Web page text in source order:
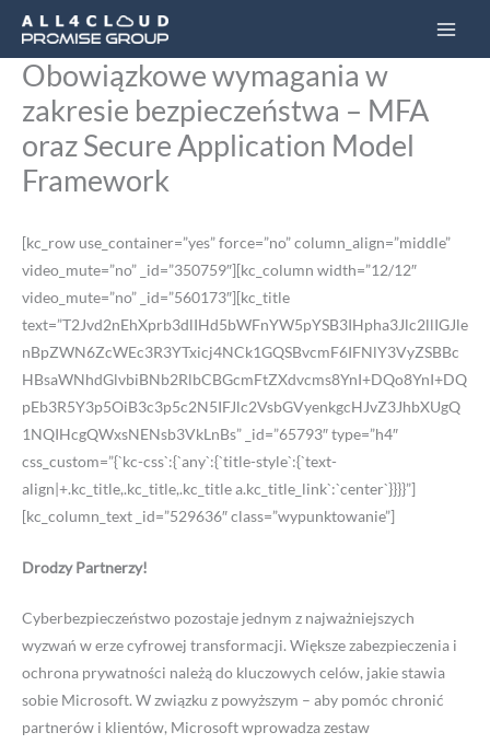
Przejdź
treści
Main
Obowiązkowe wymagania w
zakresie bezpieczeństwa – MFA
oraz Secure Application Model
Framework
[kc_row use_container=”yes” force=”no” column_align=”middle”
video_mute=”no” _id=”350759″][kc_column width=”12/12″
video_mute=”no” _id=”560173″][kc_title
text=”T2Jvd2nEhXprb3dlIHd5bWFnYW5pYSB3IHpha3Jlc2llIGJle
nBpZWN6ZcWEc3R3YTxicj4NCk1GQSBvcmF6IFNlY3VyZSBBc
HBsaWNhdGlvbiBNb2RlbCBGcmFtZXdvcms8YnI+DQo8YnI+DQ
pEb3R5Y3p5OiB3c3p5c2N5IFJlc2VsbGVyenkgcHJvZ3JhbXUgQ
1NQIHcgQWxsNENsb3VkLnBs” _id=”65793″ type=”h4″
css_custom=”{`kc-css`:{`any`:{`title-style`:{`text-
align|+.kc_title,.kc_title,.kc_title a.kc_title_link`:`center`}}}}”]
[kc_column_text _id=”529636″ class=”wypunktowanie”]
Drodzy Partnerzy!
Cyberbezpieczeństwo pozostaje jednym z najważniejszych
wyzwań w erze cyfrowej transformacji. Większe zabezpieczenia i
ochrona prywatności należą do kluczowych celów, jakie stawia
sobie Microsoft. W związku z powyższym – aby pomóc chronić
partnerów i klientów, Microsoft wprowadza zestaw